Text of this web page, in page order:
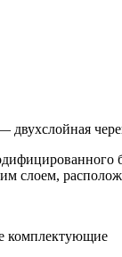
слоем,
комплектующие